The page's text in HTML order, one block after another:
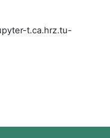
t.ca.hrz.tu-